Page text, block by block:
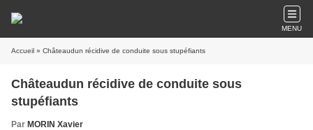
MENU
Accueil » Châteaudun récidive de conduite sous stupéfiants
Châteaudun récidive de conduite sous
stupéfiants
Par MORIN Xavier